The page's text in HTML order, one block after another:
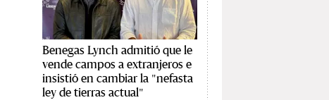
Benegas Lynch admitió que le
vende campos a extranjeros e
insistió en cambiar la "nefasta
ley de tierras actual"